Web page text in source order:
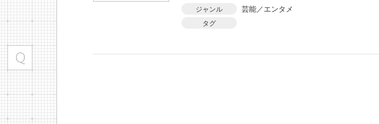
ジャンル 芸能／エンタメ
タグ